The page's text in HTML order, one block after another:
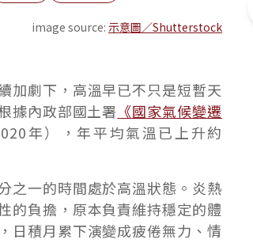
image source: 示意圖／Shutterstock
加劇下，高溫早已不只是短暫天
據內政部國土署 《國家氣候變遷
年），年平均氣溫已上升約
之一的時間處於高溫狀態。炎熱
的負擔，原本負責維持穩定的體
日積月累下演變成疲倦無力、情